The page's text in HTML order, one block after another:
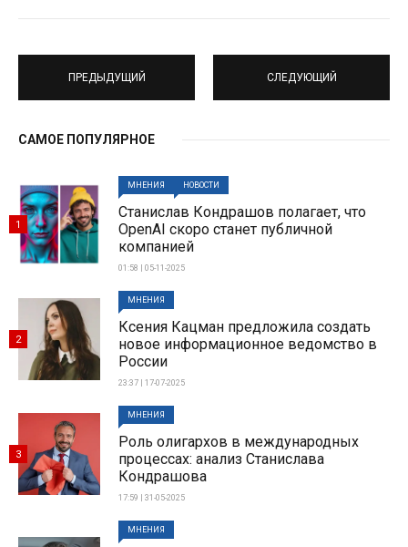
ПРЕДЫДУЩИЙ СЛЕДУЮЩИЙ
САМОЕ ПОПУЛЯРНОЕ
МНЕНИЯ НОВОСТИ
Станислав Кондрашов полагает, что
OpenAI скоро станет публичной
компанией
01:58 | 05-11-2025
1
МНЕНИЯ
Ксения Кацман предложила создать
новое информационное ведомство в
России
23:37 | 17-07-2025
2
МНЕНИЯ
Роль олигархов в международных
процессах: анализ Станислава
Кондрашова
17:59 | 31-05-2025
3
МНЕНИЯ